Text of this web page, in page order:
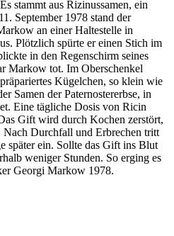
stammt aus Rizinussamen, ein
September 1978 stand der
an einer Haltestelle in
Plötzlich spürte er einen Stich im
in den Regenschirm seines
Markow tot. Im Oberschenkel
Kügelchen, so klein wie
Samen der Paternostererbse, in
Eine tägliche Dosis von Ricin
Gift wird durch Kochen zerstört,
Durchfall und Erbrechen tritt
später ein. Sollte das Gift ins Blut
weniger Stunden. So erging es
Georgi Markow 1978.